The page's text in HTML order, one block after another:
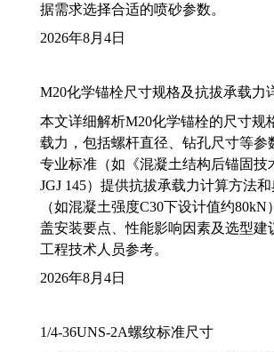
据需求选择合适的喷砂参数。
2026年8月4日
M20化学锚栓尺寸规格及抗拔承载力
本文详细解析M20化学锚栓的尺寸规
载力，包括螺杆直径、钻孔尺寸等参
专业标准（如《混凝土结构后锚固技
JGJ 145）提供抗拔承载力计算方法
（如混凝土强度C30下设计值约80kN
盖安装要点、性能影响因素及选型建
工程技术人员参考。
2026年8月4日
1/4-36UNS-2A螺纹标准尺寸